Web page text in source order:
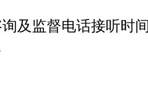
监督电话接听时间